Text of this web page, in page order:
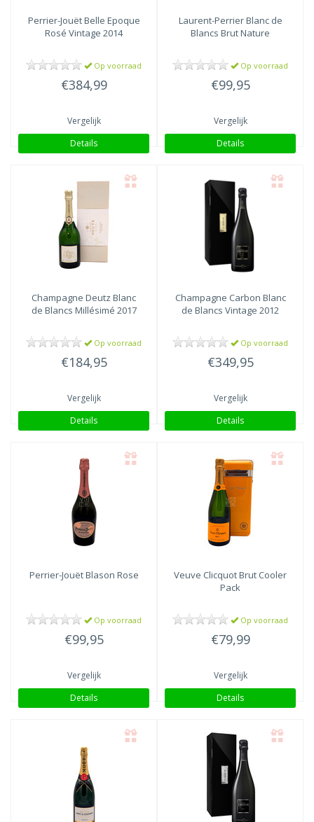
Perrier-JouëtBelle Epoque
Rosé Vintage 2014
Op voorraad
€384,99
Vergelijk
Details
Laurent-PerrierBlanc de
Blancs Brut Nature
Op voorraad
€99,95
Vergelijk
Details
Champagne Deutz Blanc
de Blancs Millésimé 2017
Op voorraad
€184,95
Vergelijk
Details
Champagne Carbon Blanc
de Blancs Vintage 2012
Op voorraad
€349,95
Vergelijk
Details
Perrier-JouëtBlason Rose
Op voorraad
€99,95
Vergelijk
Details
Veuve ClicquotBrut Cooler
Pack
Op voorraad
€79,99
Vergelijk
Details